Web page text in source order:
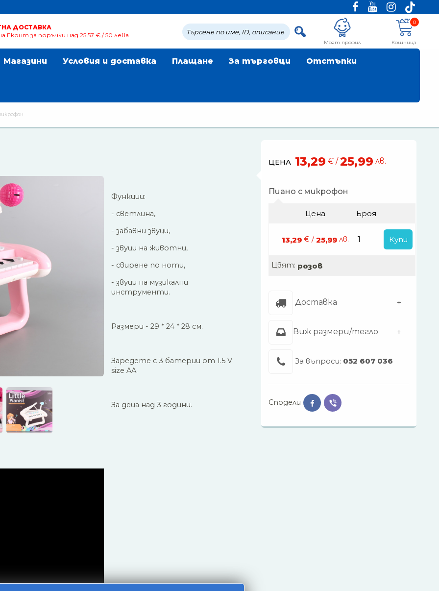
ДОСТАВКА
Еконт за поръчки над 25.57 € / 50 лева.
Моят профил
0
Кошница
Магазини Условия и доставка Плащане За търговци Отстъпки
Функции:
- светлина,
- забавни звуци,
- звуци на животни,
- свирене по ноти,
- звуци на музикални
инструменти.
Размери - 29 * 24 * 28 см.
Заредете с 3 батерии от 1.5 V
size AA.
За деца над 3 години.
ЦЕНА 13,29 € /25,99 лв.
Пиано с микрофон
Цена Броя
13,29€ /25,99лв. Купи
Цвят: розов
Доставка
Виж размери/тегло
За въпроси: 052 607 036
Сподели